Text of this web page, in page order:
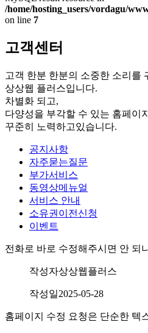
/home/hosting_users/vordagu/
on line 7
고객센터
고객 한분 한분의 소중한 소리를
상상웹 플러스입니다.
차별화 되고,
다양성을 부각할 수 있는 홈페이
꾸준히 노력하고있습니다.
공지사항
자주묻는질문
부가서비스
동영상메뉴얼
서비스 안내
소유권이전신청
이벤트
전화로 바로 수정해주시면 안 되
작성자상상웹플러스
작성일2025-05-28
홈페이지 수정 요청은 단순한 텍